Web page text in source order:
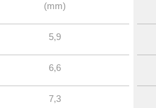
(mm)
5,9
6,6
7,3